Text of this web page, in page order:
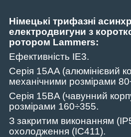
Німецькі трифазні
електродвигуни з
ротором Lammers:
Ефективність IE3.
Серія 15AA (алюмінієвий
механічними розмірами
Серія 15BA (чавунний
розмірами 160÷355.
З закритим виконанням
охолодження (IC411).